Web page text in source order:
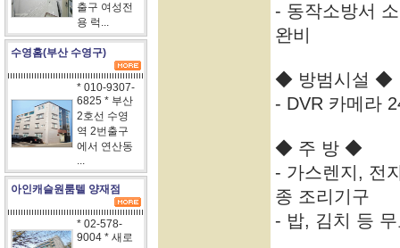
출구 여성전
용 럭...
수영홈(부산 수영구)
* 010-9307-
6825 * 부산
2호선 수영
역 2번출구
에서 연산동
...
아인캐슬원룸텔 양재점
* 02-578-
9004 * 새로
- 동작소방서
완비
◆ 방범시설 ◆
- DVR 카메라
◆ 주 방 ◆
- 가스렌지, 전
종 조리기구
- 밥, 김치 등